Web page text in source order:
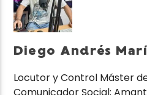
Diego Andrés
Locutor y Control Máster